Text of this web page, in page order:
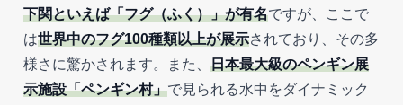
下関といえば「フグ（ふく）」が有名ですが、ここで
は世界中のフグ100種類以上が展示されており、その多
様さに驚かされます。また、 日本最大級のペンギン展
示施設「ペンギン村」で見られる水中をダイナミック